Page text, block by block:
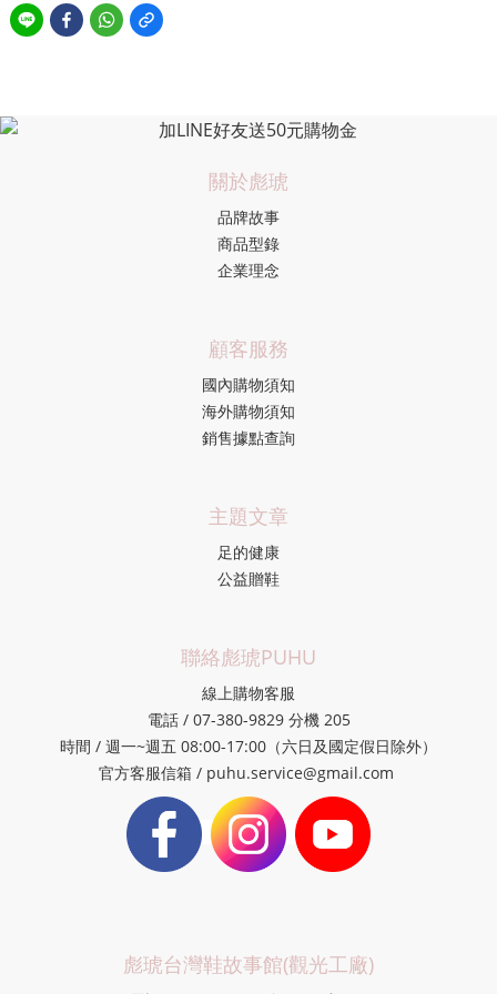
關於彪琥
品牌故事
商品型錄
企業理念
顧客服務
國內購物須知
海外購物須知
銷售據點查詢
主題文章
足的健康
公益贈鞋
聯絡彪琥PUHU
線上購物客服
電話 / 07-380-9829 分機 205
時間 / 週一~週五 08:00-17:00（六日及國定假日除外）
官方客服信箱 / puhu.service@gmail.com
彪琥台灣鞋故事館(觀光工廠)